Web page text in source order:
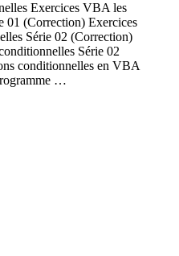
Exercices VBA les
01 (Correction) Exercices
Série 02 (Correction)
Série 02
conditionnelles en VBA
…